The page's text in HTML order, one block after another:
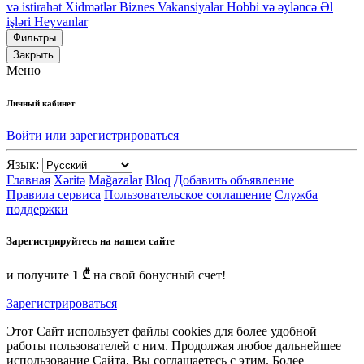
və istirahət Xidmətlər Biznes Vakansiyalar Hobbi və əyləncə Əl
işləri Heyvanlar
Фильтры
Закрыть
Меню
Личный кабинет
Войти или зарегистрироваться
Язык:
Главная Xəritə Mağazalar Bloq Добавить объявление
Правила сервиса Пользовательское соглашение Служба
поддержки
Зарегистрируйтесь на нашем сайте
и получите 1 ₾ на свой бонусный счет!
Зарегистрироваться
Этот Сайт использует файлы cookies для более удобной
работы пользователей с ним. Продолжая любое дальнейшее
использование Сайта, Вы соглашаетесь с этим. Более